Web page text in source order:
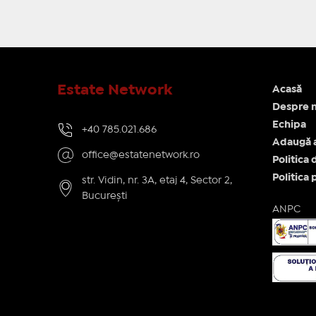
Estate Network
+40 785.021.686
office@estatenetwork.ro
str. Vidin, nr. 3A, etaj 4, Sector 2,
București
Acasă
Despre
Echipa
Adaugă
Politica
Politica
ANPC